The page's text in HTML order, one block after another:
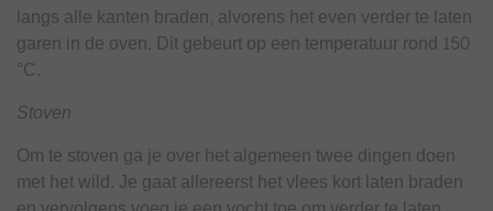
langs alle kanten braden, alvorens het even verder te laten
garen in de oven. Dit gebeurt op een temperatuur rond 150
°C.
Stoven
Om te stoven ga je over het algemeen twee dingen doen
met het wild. Je gaat allereerst het vlees kort laten braden